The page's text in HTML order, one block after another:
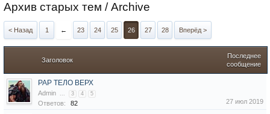
Архив старых тем / Archive
< Назад 1 ← 23 24 25 26 27 28 Вперёд >
Заголовок
Последнее
сообщение
РАР ТЕЛО ВЕРХ
Admin ... 3 4 5
Ответов: 82 27 июл 2019